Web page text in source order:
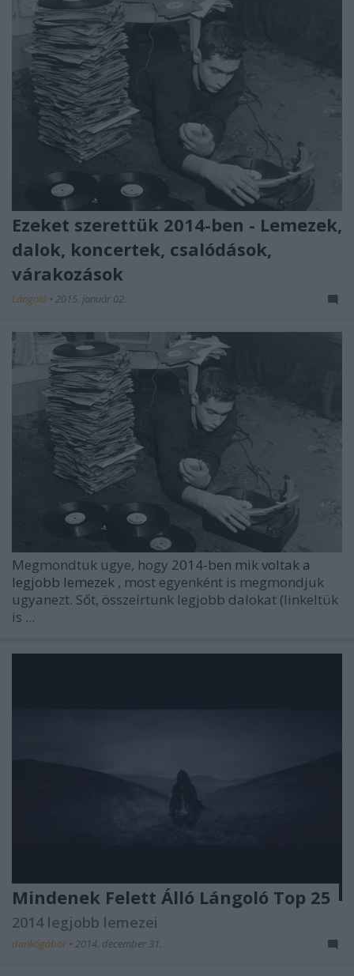
Ezeket szerettük 2014-ben - Lemezek,
dalok, koncertek, csalódások,
várakozások
Lángoló • 2015. január 02.
Megmondtuk ugye, hogy 2014-ben mik voltak a
legjobb lemezek , most egyenként is megmondjuk
ugyanezt. Sőt, összeírtunk legjobb dalokat (linkeltük
is ...
Mindenek Felett Álló Lángoló Top 25
2014 legjobb lemezei
dankógábor • 2014. december 31.